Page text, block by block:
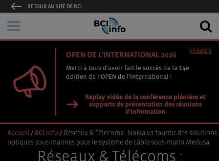
RETOUR AU SITE DE BCI
OPEN DE L'INTERNATIONAL 2026
Merci à tous d’avoir fait le succès de la 14e
édition de l’OPEN de l’international !
Replay vidéo de la conférence plénière et
supports de présentation des réunions
d'information
FERMER
Accueil / BCI info / Réseaux & Télécoms : Nokia va fournir des solutions
optiques sous-marines pour le système de câble sous-marin Medusa
Réseaux & Télécoms :